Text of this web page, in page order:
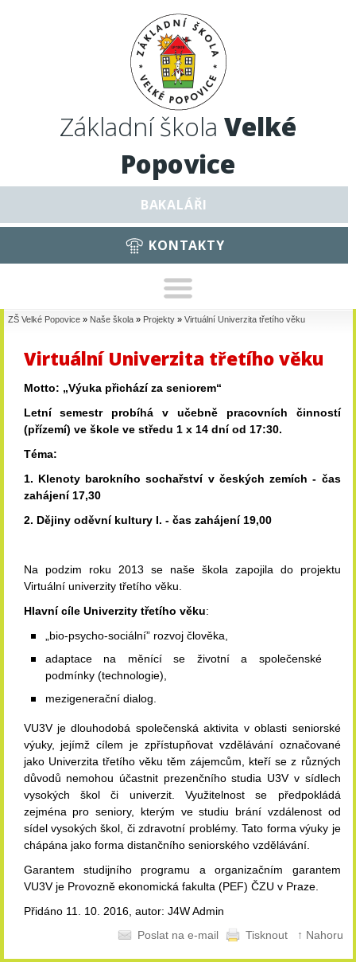
Základní škola Velké
Popovice
BAKALÁŘI
KONTAKTY
ZŠ Velké Popovice » Naše škola » Projekty » Virtuální Univerzita třetího věku
Virtuální Univerzita třetího věku
Motto: „Výuka přichází za seniorem“
Letní semestr probíhá v učebně pracovních činností
(přízemí) ve škole ve středu 1 x 14 dní od 17:30.
Téma:
1. Klenoty barokního sochařství v českých zemích - čas
zahájení 17,30
2. Dějiny oděvní kultury I. - čas zahájení 19,00
Na podzim roku 2013 se naše škola zapojila do projektu
Virtuální univerzity třetího věku.
Hlavní cíle Univerzity třetího věku:
„bio-psycho-sociální” rozvoj člověka,
adaptace na měnící se životní a společenské
podmínky (technologie),
mezigenerační dialog.
VU3V je dlouhodobá společenská aktivita v oblasti seniorské
výuky, jejímž cílem je zpřístupňovat vzdělávání označované
jako Univerzita třetího věku těm zájemcům, kteří se z různých
důvodů nemohou účastnit prezenčního studia U3V v sídlech
vysokých škol či univerzit. Využitelnost se předpokládá
zejména pro seniory, kterým ve studiu brání vzdálenost od
sídel vysokých škol, či zdravotní problémy. Tato forma výuky je
chápána jako forma distančního seniorského vzdělávání.
Garantem studijního programu a organizačním garantem
VU3V je Provozně ekonomická fakulta (PEF) ČZU v Praze.
Přidáno 11. 10. 2016, autor: J4W Admin
Poslat na e-mail
Tisknout ↑ Nahoru